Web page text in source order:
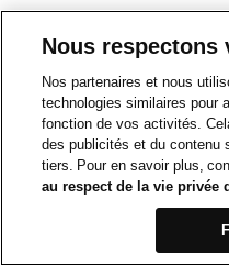
Nous respectons
Nos partenaires et nous
technologies similaires pour
fonction de vos activités.
des publicités et du contenu
tiers. Pour en savoir plus,
au respect de la vie privée